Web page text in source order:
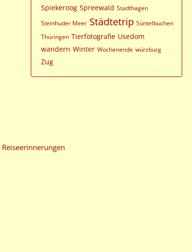
Spiekeroog Spreewald Stadthagen
Steinhuder Meer Städtetrip Süntelbuchen
Thüringen Tierfotografie Usedom
wandern Winter Wochenende würzburg
Zug
Reiseerinnerungen